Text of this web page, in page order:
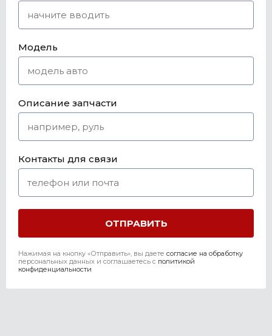
Модель
Описание запчасти
Контакты для связи
Нажимая на кнопку «Отправить», вы даете согласие на обработку
персональных данных и соглашаетесь c политикой
конфиденциальности